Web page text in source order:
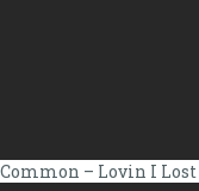
Common – Lovin I Lost